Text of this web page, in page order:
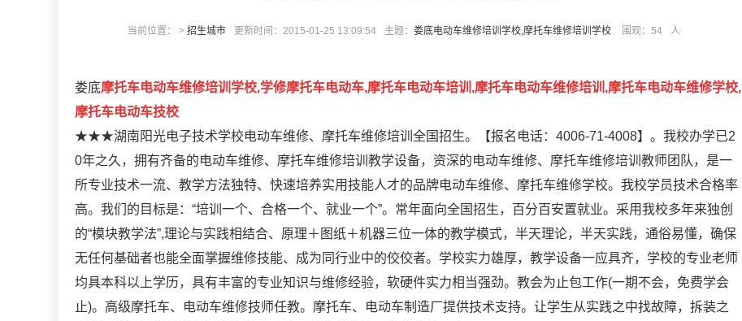
当前位置： > 招生城市 更新时间：2015-01-25 13:09:54 主题： 娄底电动车维修培训学校,摩托车维修培训学校 围观： 54 人
娄底摩托车电动车维修培训学校,学修摩托车电动车,摩托车电动车培训,摩托车电动车维修培训,摩托车电动车维修学校,
摩托车电动车技校
★★★湖南阳光电子技术学校电动车维修、摩托车维修培训全国招生。【报名电话：4006-71-4008】。我校办学已2
0年之久，拥有齐备的电动车维修、摩托车维修培训教学设备，资深的电动车维修、摩托车维修培训教师团队，是一
所专业技术一流、教学方法独特、快速培养实用技能人才的品牌电动车维修、摩托车维修学校。我校学员技术合格率
高。我们的目标是：“培训一个、合格一个、就业一个”。常年面向全国招生，百分百安置就业。采用我校多年来独创
的“模块教学法”,理论与实践相结合、原理＋图纸＋机器三位一体的教学模式，半天理论，半天实践，通俗易懂，确保
无任何基础者也能全面掌握维修技能、成为同行业中的佼佼者。学校实力雄厚，教学设备一应具齐，学校的专业老师
均具本科以上学历，具有丰富的专业知识与维修经验，软硬件实力相当强劲。教会为止包工作(一期不会，免费学会
止)。高级摩托车、电动车维修技师任教。摩托车、电动车制造厂提供技术支持。让学生从实践之中找故障，拆装之